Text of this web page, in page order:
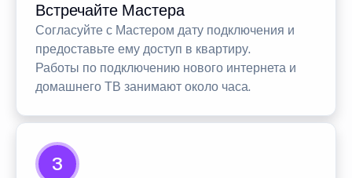
Встречайте Мастера
Согласуйте с Мастером дату подключения и
предоставьте ему доступ в квартиру.
Работы по подключению нового интернета и
домашнего ТВ занимают около часа.
3